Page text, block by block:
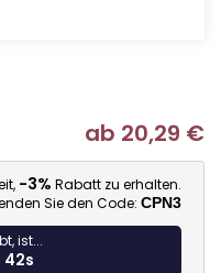
ab 20,29 €
-3% Rabatt zu erhalten.
Sie den Code: CPN3
ist...
42s